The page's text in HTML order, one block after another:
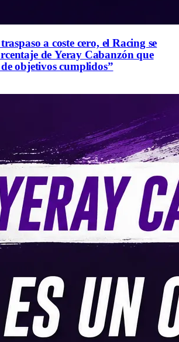
a coste cero, el Racing se
de Yeray Cabanzón que
objetivos cumplidos”